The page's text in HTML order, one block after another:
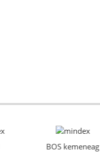
BOS kemeneag